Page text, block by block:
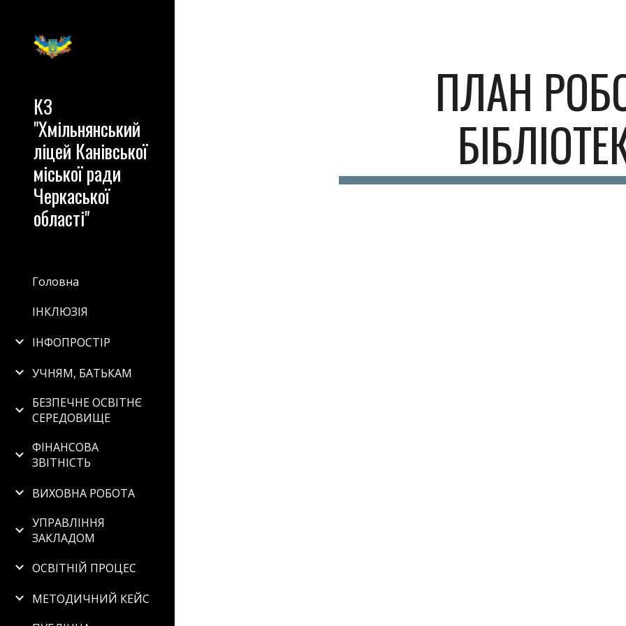
КЗ
"Хмільнянський
ліцей Канівської
міської ради
Черкаської
області"
Головна
ІНКЛЮЗІЯ
ІНФОПРОСТІР
УЧНЯМ, БАТЬКАМ
БЕЗПЕЧНЕ ОСВІТНЄ
СЕРЕДОВИЩЕ
ФІНАНСОВА
ЗВІТНІСТЬ
ВИХОВНА РОБОТА
УПРАВЛІННЯ
ЗАКЛАДОМ
ОСВІТНІЙ ПРОЦЕС
МЕТОДИЧНИЙ КЕЙС
ПЛАН